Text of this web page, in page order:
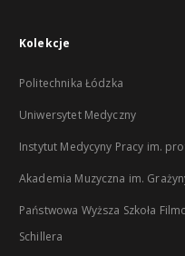
Kolekcje
Politechnika Łódzka
Uniwersytet Medyczny
Instytut Medycyny Pracy im.
Akademia Muzyczna im.
Państwowa Wyższa Szkoła
Schillera